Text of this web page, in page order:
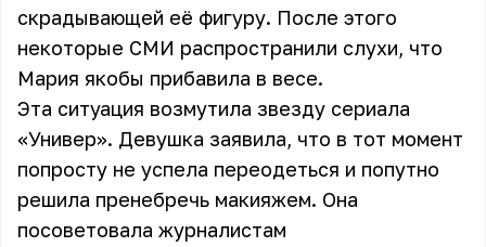
скрадывающей её фигуру. После этого
некоторые СМИ распространили слухи, что
Мария якобы прибавила в весе.
Эта ситуация возмутила звезду сериала
«Универ». Девушка заявила, что в тот момент
попросту не успела переодеться и попутно
решила пренебречь макияжем. Она
посоветовала журналистам